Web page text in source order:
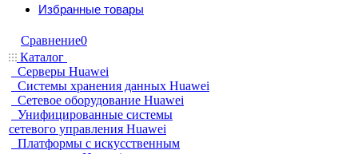
Избранные товары
Сравнение0
Каталог
Серверы Huawei
Системы хранения данных Huawei
Сетевое оборудование Huawei
Унифицированные системы
сетевого управления Huawei
Платформы с искусственным